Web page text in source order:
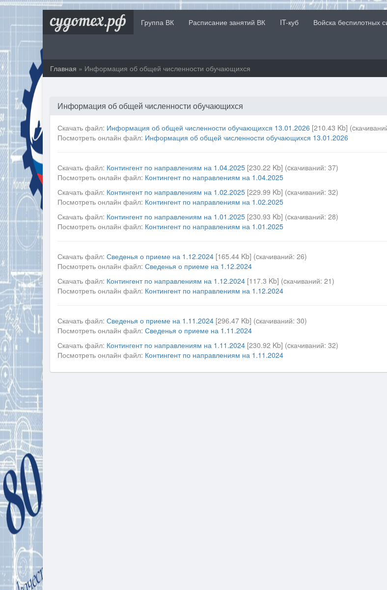
судотех.рф Группа ВК Расписание занятий ВК IT-куб Войска беспилотных
Главная » Информация об общей численности обучающихся
Информация об общей численности обучающихся
Скачать файл: Информация об общей численности обучающихся 13.01.2026 [210.43 Kb]
Посмотреть онлайн файл: Информация об общей численности обучающихся 13.01.2026
Скачать файл: Контингент по направлениям на 1.04.2025 [230.22 Kb] (cкачиваний: 37)
Посмотреть онлайн файл: Контингент по направлениям на 1.04.2025
Скачать файл: Контингент по направлениям на 1.02.2025 [229.99 Kb] (cкачиваний: 32)
Посмотреть онлайн файл: Контингент по направлениям на 1.02.2025
Скачать файл: Контингент по направлениям на 1.01.2025 [230.93 Kb] (cкачиваний: 28)
Посмотреть онлайн файл: Контингент по направлениям на 1.01.2025
Скачать файл: Сведенья о приеме на 1.12.2024 [165.44 Kb] (cкачиваний: 26)
Посмотреть онлайн файл: Сведенья о приеме на 1.12.2024
Скачать файл: Контингент по направлениям на 1.12.2024 [117.3 Kb] (cкачиваний: 21)
Посмотреть онлайн файл: Контингент по направлениям на 1.12.2024
Скачать файл: Сведенья о приеме на 1.11.2024 [296.47 Kb] (cкачиваний: 30)
Посмотреть онлайн файл: Сведенья о приеме на 1.11.2024
Скачать файл: Контингент по направлениям на 1.11.2024 [230.92 Kb] (cкачиваний: 32)
Посмотреть онлайн файл: Контингент по направлениям на 1.11.2024